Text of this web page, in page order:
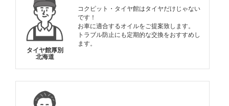
タイヤ館厚別
北海道
コクピット・タイヤ館はタイヤだけじゃない
です！
お車に適合するオイルをご提案致します。
トラブル防止にも定期的な交換をおすすめし
ます。